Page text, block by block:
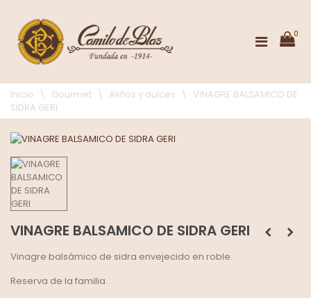
0
Inicio \ Gourmet \ Aliños y dulces \
VINAGRE BALSAMICO DE
SIDRA GERI
VINAGRE BALSAMICO DE SIDRA GERI
Vinagre balsámico de sidra envejecido en roble.
Reserva de la familia.